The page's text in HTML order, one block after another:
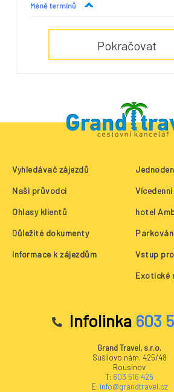
Méně termínů
Pokračovat
Vyhledávač zájezdů
Naši průvodci
Ohlasy klientů hotel
Důležité dokumenty
Informace k zájezdům Vstup
Exotické
Infolinka 603
Grand Travel, s.r.o.
Sušilovo nám. 425/48
Rousínov
T: 603 516 425
E: info@grandtravel.cz